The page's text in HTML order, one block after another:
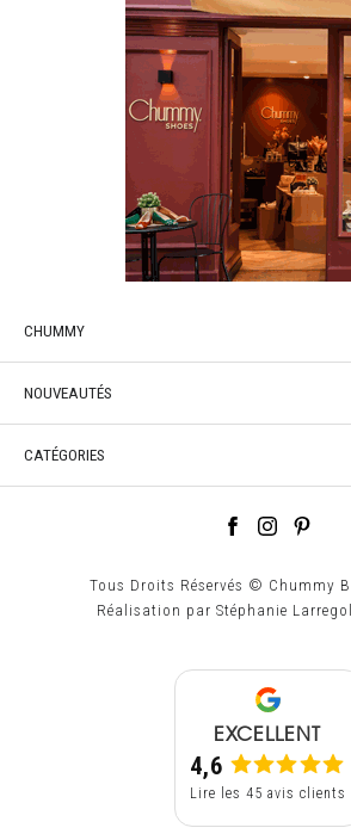
CHUMMY
NOUVEAUTÉS
CATÉGORIES
Tous Droits Réservés © Chummy
Réalisation par Stéphanie
EXCELLENT
4,6
Lire les 45 avis clients